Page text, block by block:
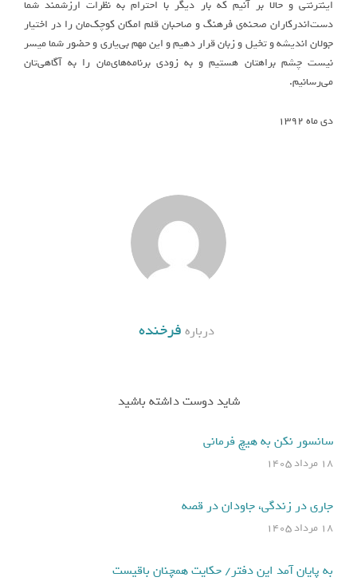
اینترنتی و حالا بر آنیم که بار دیگر با احترام به نظرات ارزشمند شما
دست‌اندرکاران صحنه‌ی فرهنگ و صاحبان قلم امکان کوچک‌مان را در اختیار
جولان اندیشه و تخیل و زبان قرار دهیم و این مهم بی‌یاری و حضور شما میسر
نیست چشم براهتان هستیم و به زودی برنامه‌های‌مان را به آگاهی‌تان
می‌رسانیم.
دی ماه ۱۳۹۲
درباره فرخنده
شاید دوست داشته باشید
سانسور نکن به هیچ فرمانی
۱۸ مرداد ۱۴۰۵
جاری در زندگی، جاودان در قصه
۱۸ مرداد ۱۴۰۵
به پایان آمد این دفتر/ حکایت همچنان باقیست